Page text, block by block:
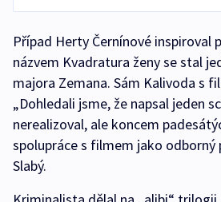
Případ Herty Černínové inspiroval
názvem Kvadratura ženy se stal
majora Zemana. Sám Kalivoda s
„Dohledali jsme, že napsal jeden
nerealizoval, ale koncem
spolupráce s filmem jako odborný
Slabý.